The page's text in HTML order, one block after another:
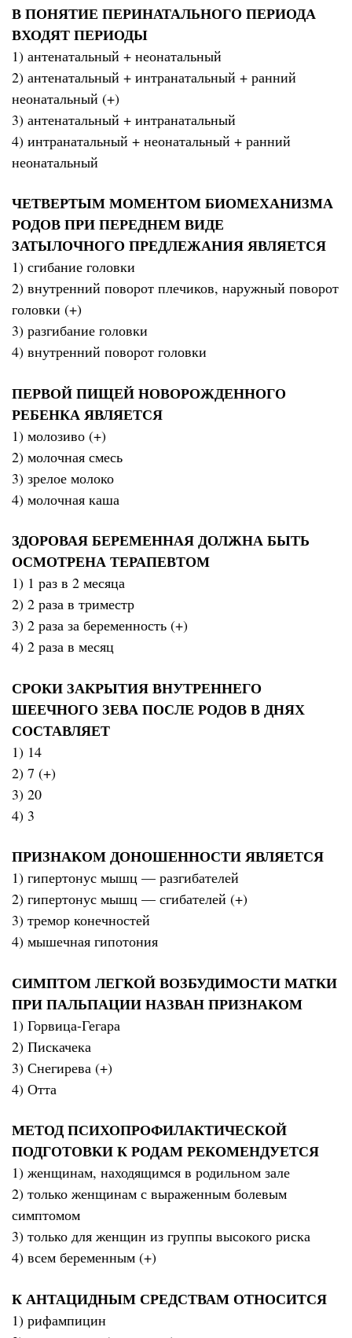
В ПОНЯТИЕ ПЕРИНАТАЛЬНОГО ПЕРИОДА
ВХОДЯТ ПЕРИОДЫ
1) антенатальный + неонатальный
2) антенатальный + интранатальный + ранний
неонатальный (+)
3) антенатальный + интранатальный
4) интранатальный + неонатальный + ранний
неонатальный
ЧЕТВЕРТЫМ МОМЕНТОМ БИОМЕХАНИЗМА
РОДОВ ПРИ ПЕРЕДНЕМ ВИДЕ
ЗАТЫЛОЧНОГО ПРЕДЛЕЖАНИЯ ЯВЛЯЕТСЯ
1) сгибание головки
2) внутренний поворот плечиков, наружный поворот
головки (+)
3) разгибание головки
4) внутренний поворот головки
ПЕРВОЙ ПИЩЕЙ НОВОРОЖДЕННОГО
РЕБЕНКА ЯВЛЯЕТСЯ
1) молозиво (+)
2) молочная смесь
3) зрелое молоко
4) молочная каша
ЗДОРОВАЯ БЕРЕМЕННАЯ ДОЛЖНА БЫТЬ
ОСМОТРЕНА ТЕРАПЕВТОМ
1) 1 раз в 2 месяца
2) 2 раза в триместр
3) 2 раза за беременность (+)
4) 2 раза в месяц
СРОКИ ЗАКРЫТИЯ ВНУТРЕННЕГО
ШЕЕЧНОГО ЗЕВА ПОСЛЕ РОДОВ В ДНЯХ
СОСТАВЛЯЕТ
1) 14
2) 7 (+)
3) 20
4) 3
ПРИЗНАКОМ ДОНОШЕННОСТИ ЯВЛЯЕТСЯ
1) гипертонус мышц — разгибателей
2) гипертонус мышц — сгибателей (+)
3) тремор конечностей
4) мышечная гипотония
СИМПТОМ ЛЕГКОЙ ВОЗБУДИМОСТИ МАТКИ
ПРИ ПАЛЬПАЦИИ НАЗВАН ПРИЗНАКОМ
1) Горвица-Гегара
2) Пискачека
3) Снегирева (+)
4) Отта
МЕТОД ПСИХОПРОФИЛАКТИЧЕСКОЙ
ПОДГОТОВКИ К РОДАМ РЕКОМЕНДУЕТСЯ
1) женщинам, находящимся в родильном зале
2) только женщинам с выраженным болевым
симптомом
3) только для женщин из группы высокого риска
4) всем беременным (+)
К АНТАЦИДНЫМ СРЕДСТВАМ ОТНОСИТСЯ
1) рифампицин